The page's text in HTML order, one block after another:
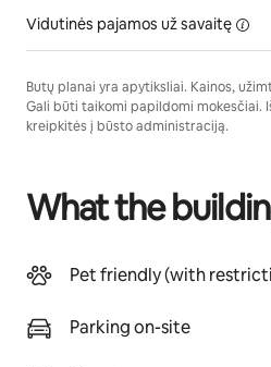
Vidutinės pajamos už savaitę
Butų planai yra apytiksliai. Kainos,
Gali būti taikomi papildomi mokesčiai.
kreipkitės į būsto administraciją.
What the
Pet friendly (with
Parking on-site